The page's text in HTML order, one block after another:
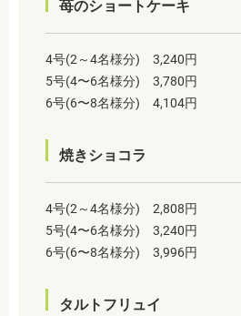
苺のショートケーキ
4号(2～4名様分) 3,240円
5号(4〜6名様分) 3,780円
6号(6〜8名様分) 4,104円
焼きショコラ
4号(2～4名様分) 2,808円
5号(4〜6名様分) 3,240円
6号(6〜8名様分) 3,996円
タルトフリュイ